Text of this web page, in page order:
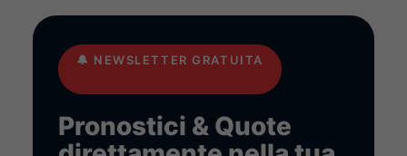
🔔 NEWSLETTER GRATUITA
Pronostici & Quote